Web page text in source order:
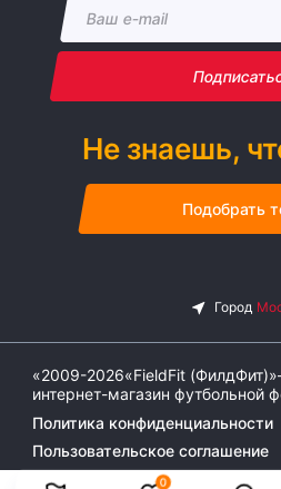
0
Не знаешь,
Подобрать
«2009-2026«FieldFit
интернет-магазин
Политика конфиденциальности
Пользовательское соглашение